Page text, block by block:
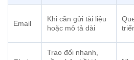
Email
Khi cần gửi tài liệu
hoặc mô tả dài
Trao đổi nhanh,